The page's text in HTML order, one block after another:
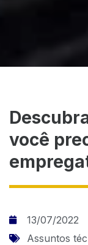
você
13/07/2022
Assuntos